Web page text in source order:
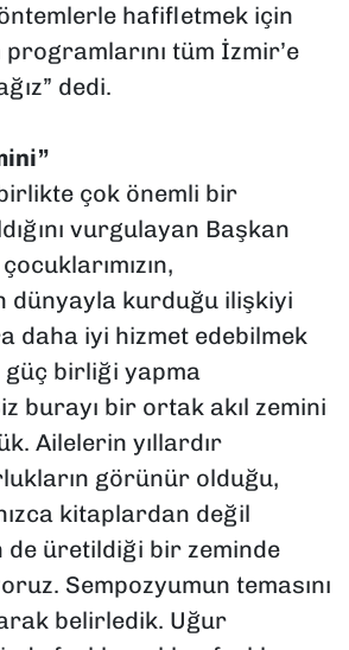
hafifletmek için
tüm İzmir’e
dedi.
çok önemli bir
vurgulayan Başkan
dünyayla kurduğu ilişkiyi
daha iyi hizmet edebilmek
birliği yapma
burayı bir ortak akıl zemini
Ailelerin yıllardır
görünür olduğu,
kitaplardan değil
de üretildiği bir zeminde
Sempozyumun temasını
belirledik. Uğur